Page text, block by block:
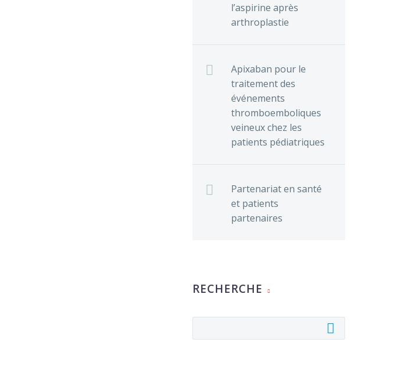
l’aspirine après
arthroplastie
Apixaban pour le
traitement des
événements
thromboemboliques
veineux chez les
patients pédiatriques
Partenariat en santé
et patients
partenaires
RECHERCHE